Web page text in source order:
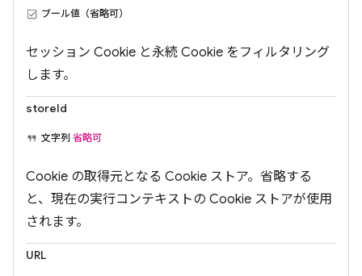
ブール値（省略可）
セッション Cookie と永続 Cookie をフィルタリング
します。
storeId
文字列 省略可
Cookie の取得元となる Cookie ストア。省略する
と、現在の実行コンテキストの Cookie ストアが使用
されます。
URL